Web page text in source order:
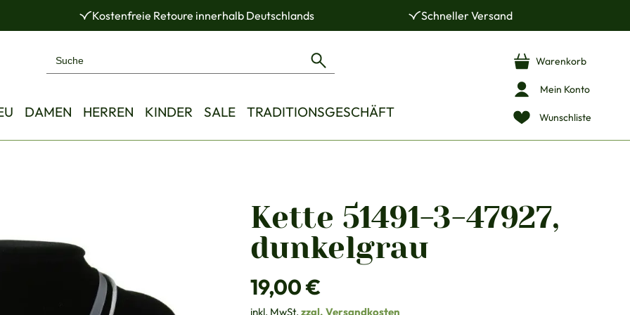
Kostenfreie Retoure innerhalb Deutschlands Schneller Versand
DAMEN HERREN KINDER SALE TRADITIONSGESCHÄFT Wunschliste
Mein Konto
Warenkorb
Kette 51491-3-47927,
dunkelgrau
Regulärer Preis:
19,00 €
inkl. MwSt. zzgl. Versandkosten